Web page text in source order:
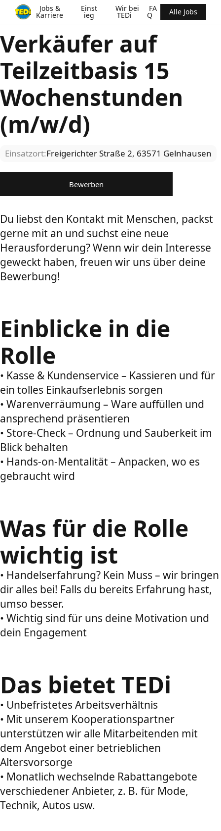
Jobs &
Karriere
Einst
ieg
Wir bei
TEDi
FA
Q Alle Jobs
Verkäufer auf
Teilzeitbasis 15
Wochenstunden
(m/w/d)
Einsatzort:Freigerichter Straße 2, 63571 Gelnhausen
Bewerben
Du liebst den Kontakt mit Menschen, packst
gerne mit an und suchst eine neue
Herausforderung? Wenn wir dein Interesse
geweckt haben, freuen wir uns über deine
Bewerbung!
Einblicke in die
Rolle
• Kasse & Kundenservice – Kassieren und für
ein tolles Einkaufserlebnis sorgen
• Warenverräumung – Ware auffüllen und
ansprechend präsentieren
• Store-Check – Ordnung und Sauberkeit im
Blick behalten
• Hands-on-Mentalität – Anpacken, wo es
gebraucht wird
Was für die Rolle
wichtig ist
• Handelserfahrung? Kein Muss – wir bringen
dir alles bei! Falls du bereits Erfahrung hast,
umso besser.
• Wichtig sind für uns deine Motivation und
dein Engagement
Das bietet TEDi
• Unbefristetes Arbeitsverhältnis
• Mit unserem Kooperationspartner
unterstützen wir alle Mitarbeitenden mit
dem Angebot einer betrieblichen
Altersvorsorge
• Monatlich wechselnde Rabattangebote
verschiedener Anbieter, z. B. für Mode,
Technik, Autos usw.